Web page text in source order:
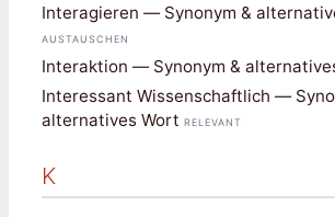
Interagieren — Synonym &
austauschen
Interaktion — Synonym &
Interessant Wissenschaftlich —
alternatives Wort relevant
K